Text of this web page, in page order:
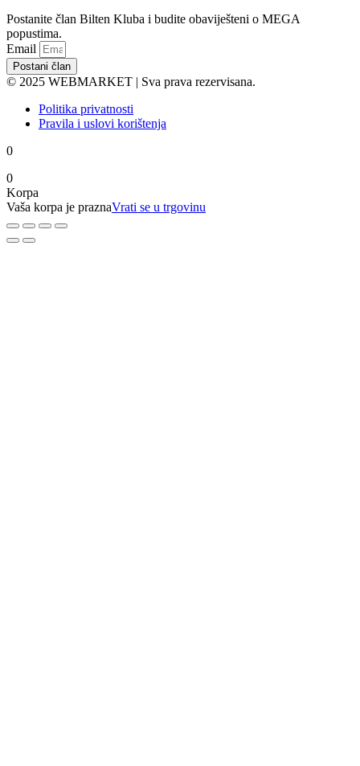
Postanite član Bilten Kluba i budite obaviješteni o MEGA
popustima.
Email
Postani član
© 2025 WEBMARKET | Sva prava rezervisana.
Politika privatnosti
Pravila i uslovi korištenja
0
0
Korpa
Vaša korpa je praznaVrati se u trgovinu